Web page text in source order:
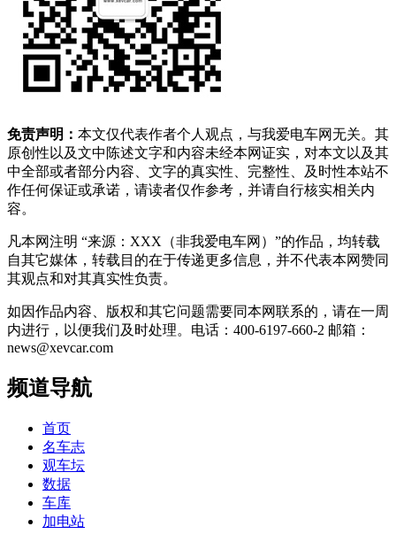
免责声明： 本文仅代表作者个人观点，与我爱电车网无关。其
原创性以及文中陈述文字和内容未经本网证实，对本文以及其
中全部或者部分内容、文字的真实性、完整性、及时性本站不
作任何保证或承诺，请读者仅作参考，并请自行核实相关内
容。
凡本网注明 “来源：XXX（非我爱电车网）”的作品，均转载
自其它媒体，转载目的在于传递更多信息，并不代表本网赞同
其观点和对其真实性负责。
如因作品内容、版权和其它问题需要同本网联系的，请在一周
内进行，以便我们及时处理。电话：400-6197-660-2 邮箱：
news@xevcar.com
频道导航
首页
名车志
观车坛
数据
车库
加电站